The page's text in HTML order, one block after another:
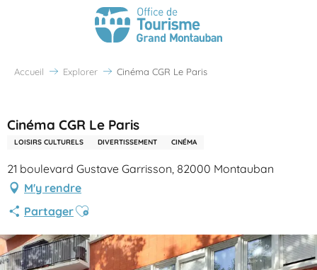
Accueil Explorer Cinéma CGR Le Paris
Cinéma CGR Le Paris
LOISIRS CULTURELS DIVERTISSEMENT CINÉMA
21 boulevard Gustave Garrisson, 82000 Montauban
M'y rendre
PartagerAjouter aux favoris